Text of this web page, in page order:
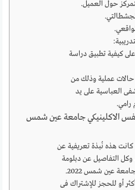
حول العميل.
كيفية تطبيق دراسة
عملية وذلك من
العباسية على يد
رامي.
الاكلينيكي جامعة عين شمس
كانت هذه نُبذة تعريفية عن
وكل التفاصيل عن دبلومة
عين شمس 2022.
أو للحجز للإشتراك فى